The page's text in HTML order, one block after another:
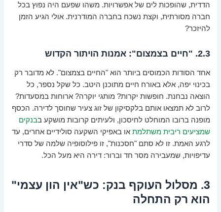
הדדית, שהופכות לים של אפשרויות. משהו שפעם היה נפוץ בכל
חברה מסורתית, וקצת נשכח בחברה המודרנית. אולי הגיע הזמן
להיזכר?
2.3. "חיים בצמצום": אמנות הויתור הקדוש
אחד הסודות הכמוסים ביותר הוא "החיים בצמצום". לא מדובר רק
בכינוי יפה, אלא באורח חיים מתוכנן היטב. כל שקל נספר, כל
הוצאה נבחנת. חופשות יקרות? מותגי יוקרה? ארוחות במסעדות?
לרוב לא תמצאו אותם בלקסיקון של זוג צעיר שחוסך לדירה. הכסף
מופנה ברובו המוחלט לחיסכון, ולעיתים קרובות מושקע בבנקים
שמציעים ריבית משתלמת או באפיקי השקעה סולידיים אחרים, עד
לרגע האמת. זו לא סתם "חסכנות", זו פילוסופיה שלמה של סדרי
עדיפויות, שמעבירה מסר חד וברור: דירה היא מעל הכל.
3. מסלול העוקף בנק: כש"אין הון עצמי"
הוא רק התחלה